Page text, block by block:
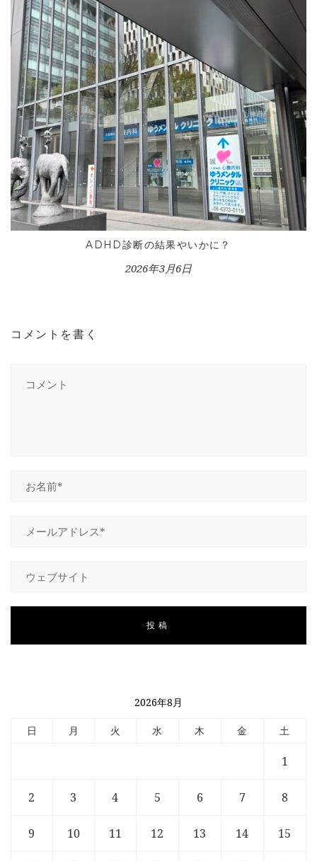
HOME
INFORMATION
VOICE GALLERY
WORKS
BLOG
LESSON
CONTACT
ADHD診断の結果やいかに？
2026年3月6日
コメントを書く
2026年8月
日 月 火 水 木 金 土
1
2 3 4 5 6 7 8
9 10 11 12 13 14 15